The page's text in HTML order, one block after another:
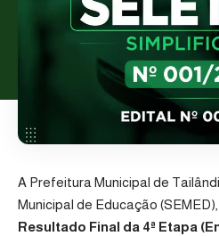
A Prefeitura Municipal de
Municipal de Educação
Resultado Final da 4ª Etapa